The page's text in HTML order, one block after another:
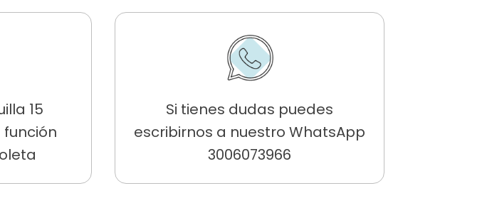
15
Si tienes dudas puedes
escribirnos a nuestro WhatsApp
3006073966